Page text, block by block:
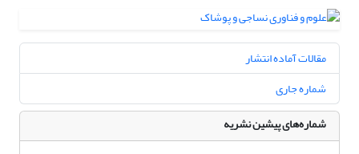
مقالات آماده انتشار
شماره جاری
شماره‌های پیشین نشریه